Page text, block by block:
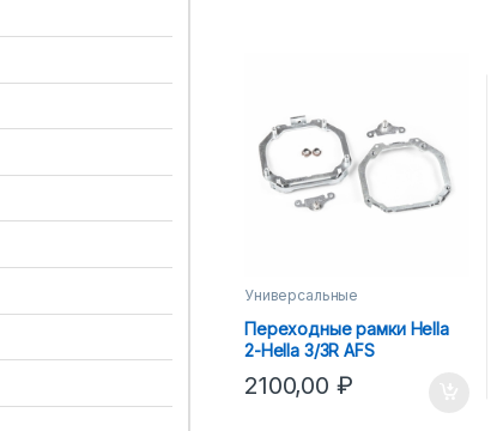
Универсальные
Переходные рамки Hella
2-Hella 3/3R AFS
2100,00 ₽